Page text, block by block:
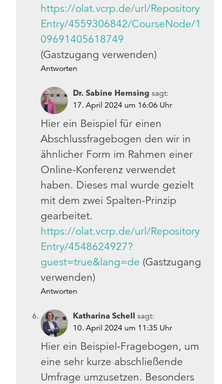
https://olat.vcrp.de/url/Repository
Entry/4559306842/CourseNode/1
09691405618749
(Gastzugang verwenden)
Antworten
Dr. Sabine Hemsing sagt:
17. April 2024 um 16:06 Uhr
Hier ein Beispiel für einen
Abschlussfragebogen den wir in
ähnlicher Form im Rahmen einer
Online-Konferenz verwendet
haben. Dieses mal wurde gezielt
mit dem zwei Spalten-Prinzip
gearbeitet.
https://olat.vcrp.de/url/Repository
Entry/4548624927?
guest=true&lang=de (Gastzugang
verwenden)
Antworten
Katharina Schell sagt:
10. April 2024 um 11:35 Uhr
Hier ein Beispiel-Fragebogen, um
eine sehr kurze abschließende
Umfrage umzusetzen. Besonders